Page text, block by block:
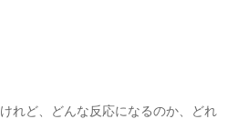
れど、どんな反応になるのか、どれ